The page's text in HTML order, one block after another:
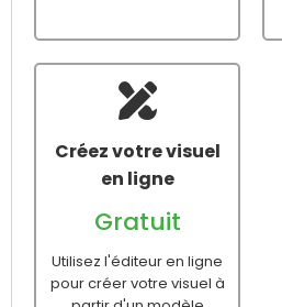
Créez votre visuel
en ligne
Gratuit
Utilisez l'éditeur en ligne
pour créer votre visuel à